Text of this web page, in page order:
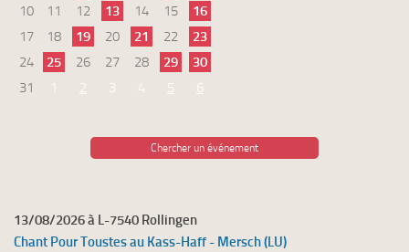
10
11 12 13 14 15
16
17
18 19 20 21 22
23
24
25 26 27 28 29
30
31
1 2 3 4 5 6
Chercher un événement
13/08/2026 à L-7540 Rollingen
Chant Pour Toustes au Kass-Haff - Mersch (LU)